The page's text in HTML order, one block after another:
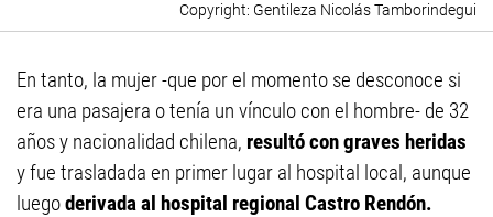
Gentileza Nicolás Tamborindegui
En tanto, la mujer -que por el momento se desconoce si
era una pasajera o tenía un vínculo con el hombre- de 32
años y nacionalidad chilena, resultó con graves heridas
y fue trasladada en primer lugar al hospital local, aunque
luegoderivada al hospital regional Castro Rendón.